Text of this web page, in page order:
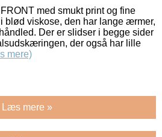
med smukt print og fine
blød viskose, den har lange ærmer,
Der er slidser i begge sider
der også har lille
mere)
Læs mere »